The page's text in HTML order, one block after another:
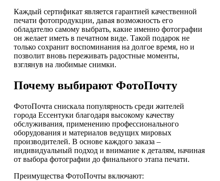
Каждый сертификат является гарантией качественной
печати фотопродукции, давая возможность его
обладателю самому выбрать, какие именно фотографии
он желает иметь в печатном виде. Такой подарок не
только сохранит воспоминания на долгое время, но и
позволит вновь переживать радостные моменты,
взглянув на любимые снимки.
Почему выбирают ФотоПочту
ФотоПочта снискала популярность среди жителей
города Ессентуки благодаря высокому качеству
обслуживания, применению профессионального
оборудования и материалов ведущих мировых
производителей. В основе каждого заказа –
индивидуальный подход и внимание к деталям, начиная
от выбора фотографии до финального этапа печати.
Преимущества ФотоПочты включают: